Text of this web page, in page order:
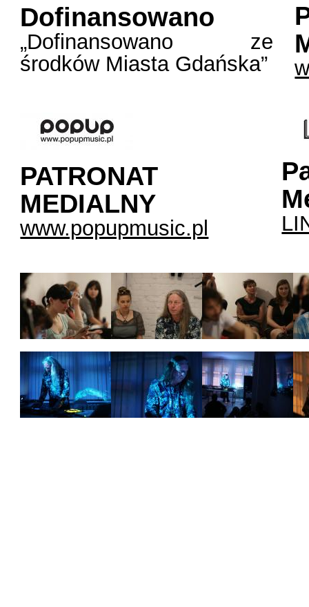
Dofinansowano
„Dofinansowano ze
środków Miasta Gdańska”
PATRONAT
MEDIALNY
www.popupmusic.pl